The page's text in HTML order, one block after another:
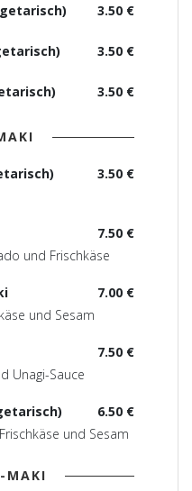
3.50 €
3.50 €
3.50 €
3.50 €
7.50 €
und Frischkäse
7.00 €
und Sesam
7.50 €
Unagi-Sauce
6.50 €
und Sesam
MAKI